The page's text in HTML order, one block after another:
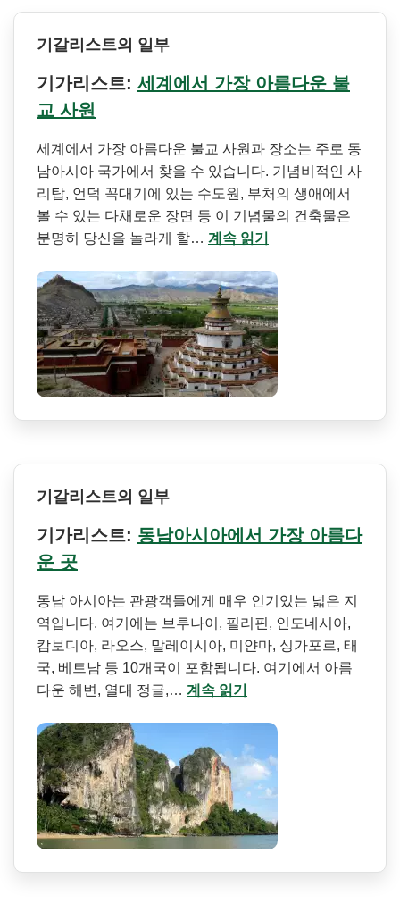
기갈리스트의 일부
기가리스트: 세계에서 가장 아름다운 불
교 사원
세계에서 가장 아름다운 불교 사원과 장소는 주로 동
남아시아 국가에서 찾을 수 있습니다. 기념비적인 사
리탑, 언덕 꼭대기에 있는 수도원, 부처의 생애에서
볼 수 있는 다채로운 장면 등 이 기념물의 건축물은
분명히 당신을 놀라게 할… 계속 읽기
기갈리스트의 일부
기가리스트: 동남아시아에서 가장 아름다
운 곳
동남 아시아는 관광객들에게 매우 인기있는 넓은 지
역입니다. 여기에는 브루나이, 필리핀, 인도네시아,
캄보디아, 라오스, 말레이시아, 미얀마, 싱가포르, 태
국, 베트남 등 10개국이 포함됩니다. 여기에서 아름
다운 해변, 열대 정글,… 계속 읽기